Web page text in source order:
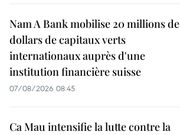
Nam A Bank mobilise 20 millions de
dollars de capitaux verts
internationaux auprès d'une
institution financière suisse
07/08/2026 08:45
Ca Mau intensifie la lutte contre la